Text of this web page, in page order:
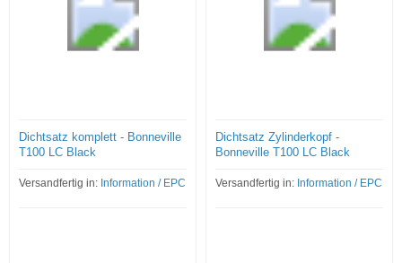
Dichtsatz komplett - Bonneville
T100 LC Black
Versandfertig in: Information / EPC
Dichtsatz Zylinderkopf -
Bonneville T100 LC Black
Versandfertig in: Information / EPC